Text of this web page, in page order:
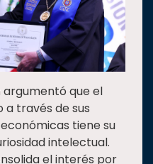
argumentó que el
través de sus
tiene su
intelectual.
el interés por